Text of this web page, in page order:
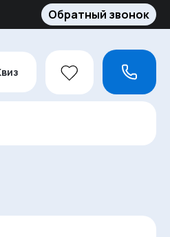
Обратный звонок